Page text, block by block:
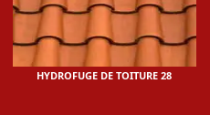
HYDROFUGE DE TOITURE 28